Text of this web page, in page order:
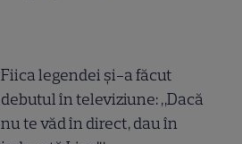
Fiica legendei și-a făcut
debutul în televiziune: „Dacă
nu te văd în direct, dau în